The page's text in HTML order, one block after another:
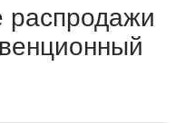
распродажи